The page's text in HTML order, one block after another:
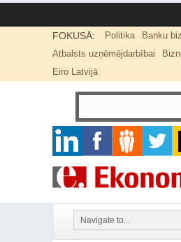
FOKUSĀ: Politika
Banku
Atbalsts uzņēmējdarbībai
Eiro Latvijā